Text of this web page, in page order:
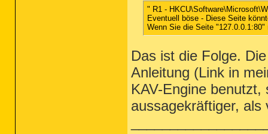
" R1 -
Eventuell böse - Diese Seite
Wenn Sie die Seite
Das ist die Folge.
Anleitung (Link in
KAV-Engine
aussagekräftiger, als